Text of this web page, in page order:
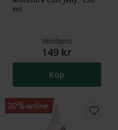
81,75 kr. Ordinarie webbpris
ml
Webbpris
149 kr
Köp
20% online